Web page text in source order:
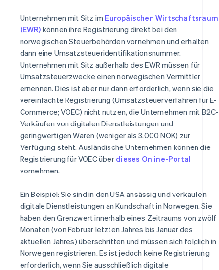
Unternehmen mit Sitz im Europäischen Wirtschaftsraum
(EWR) können ihre Registrierung direkt bei den
norwegischen Steuerbehörden vornehmen und erhalten
dann eine Umsatzsteueridentifikationsnummer.
Unternehmen mit Sitz außerhalb des EWR müssen für
Umsatzsteuerzwecke einen norwegischen Vermittler
ernennen. Dies ist aber nur dann erforderlich, wenn sie die
vereinfachte Registrierung (Umsatzsteuerverfahren für E-
Commerce; VOEC) nicht nutzen, die Unternehmen mit B2C-
Verkäufen von digitalen Dienstleistungen und
geringwertigen Waren (weniger als 3.000 NOK) zur
Verfügung steht. Ausländische Unternehmen können die
Registrierung für VOEC über dieses Online-Portal
vornehmen.
Ein Beispiel: Sie sind in den USA ansässig und verkaufen
digitale Dienstleistungen an Kundschaft in Norwegen. Sie
haben den Grenzwert innerhalb eines Zeitraums von zwölf
Monaten (von Februar letzten Jahres bis Januar des
aktuellen Jahres) überschritten und müssen sich folglich in
Norwegen registrieren. Es ist jedoch keine Registrierung
erforderlich, wenn Sie ausschließlich digitale